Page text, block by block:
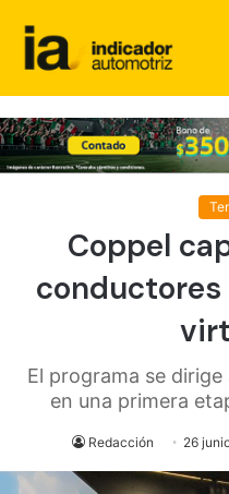
Coppel
El programa se
en una primera
Redacción 26